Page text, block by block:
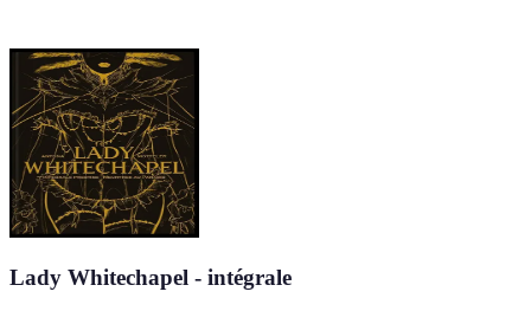
Lady Whitechapel - intégrale